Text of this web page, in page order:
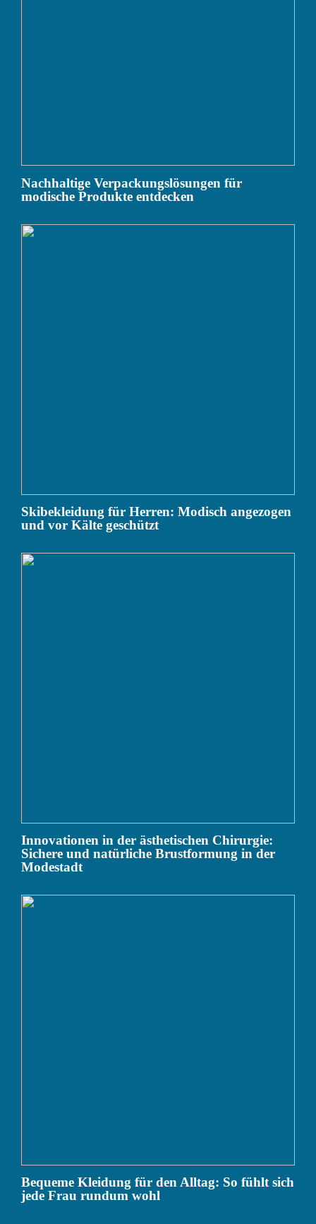
Nachhaltige Verpackungslösungen für
modische Produkte entdecken
Skibekleidung für Herren: Modisch angezogen
und vor Kälte geschützt
Innovationen in der ästhetischen Chirurgie:
Sichere und natürliche Brustformung in der
Modestadt
Bequeme Kleidung für den Alltag: So fühlt sich
jede Frau rundum wohl